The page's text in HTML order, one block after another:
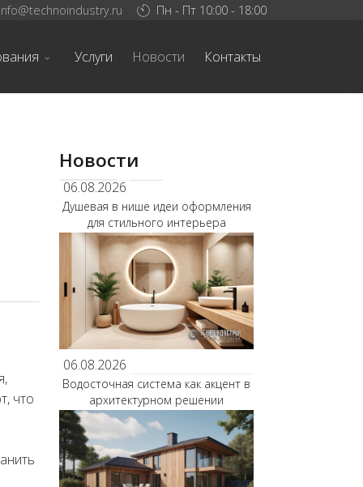
info@technoindustry.ru Пн - Пт 10:00 - 18:00
Услуги Новости Контакты
что
Новости
06.08.2026
Душевая в нише идеи оформления
для стильного интерьера
06.08.2026
Водосточная система как акцент в
архитектурном решении